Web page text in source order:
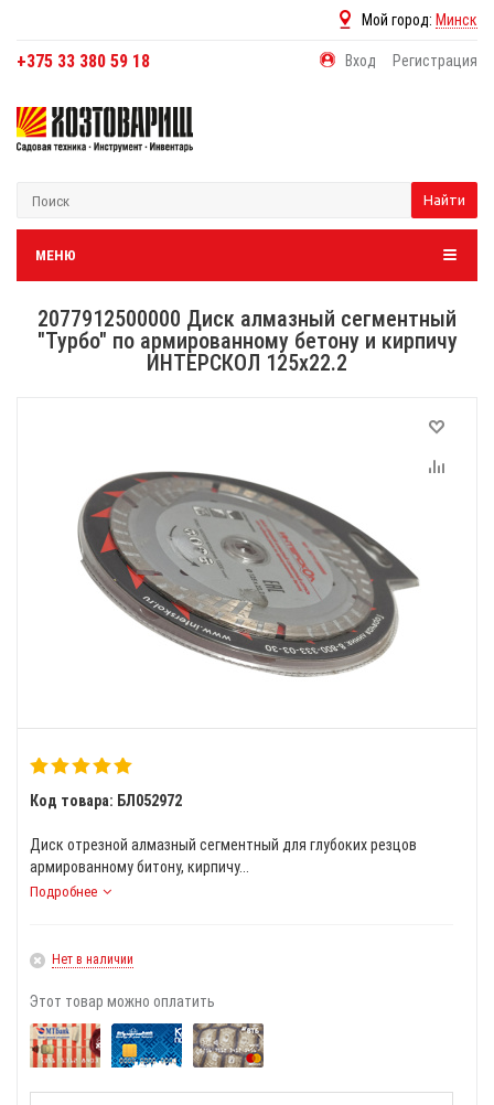
Мой город: Минск
+375 33 380 59 18 Вход Регистрация
Найти
МЕНЮ
2077912500000 Диск алмазный сегментный
"Турбо" по армированному бетону и кирпичу
ИНТЕРСКОЛ 125х22.2
Код товара: БЛ052972
Диск отрезной алмазный сегментный для глубоких резцов
армированному битону, кирпичу...
Подробнее
Нет в наличии
Этот товар можно оплатить